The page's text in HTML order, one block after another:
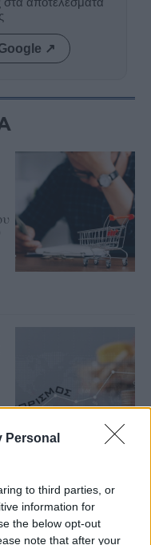
Personal
to third parties, or
information for
the below opt-out
note that after your
↗